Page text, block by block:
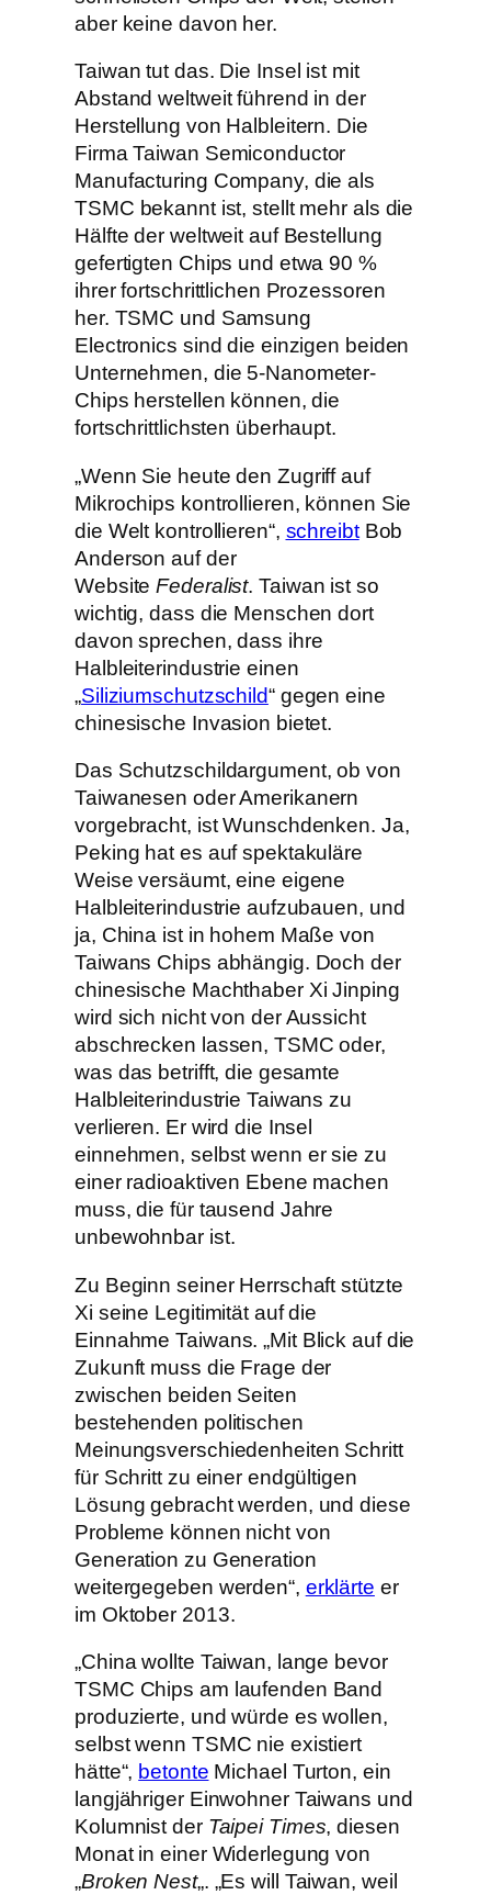
aber keine davon her.
Taiwan tut das. Die Insel ist mit
Abstand weltweit führend in der
Herstellung von Halbleitern. Die
Firma Taiwan Semiconductor
Manufacturing Company, die als
TSMC bekannt ist, stellt mehr als die
Hälfte der weltweit auf Bestellung
gefertigten Chips und etwa 90 %
ihrer fortschrittlichen Prozessoren
her. TSMC und Samsung
Electronics sind die einzigen beiden
Unternehmen, die 5-Nanometer-
Chips herstellen können, die
fortschrittlichsten überhaupt.
„Wenn Sie heute den Zugriff auf
Mikrochips kontrollieren, können Sie
die Welt kontrollieren“, schreibtBob
Anderson auf der
WebsiteFederalist. Taiwan ist so
wichtig, dass die Menschen dort
davon sprechen, dass ihre
Halbleiterindustrie einen
„Siliziumschutzschild“ gegen eine
chinesische Invasion bietet.
Das Schutzschildargument, ob von
Taiwanesen oder Amerikanern
vorgebracht, ist Wunschdenken. Ja,
Peking hat es auf spektakuläre
Weise versäumt, eine eigene
Halbleiterindustrie aufzubauen, und
ja, China ist in hohem Maße von
Taiwans Chips abhängig. Doch der
chinesische Machthaber Xi Jinping
wird sich nicht von der Aussicht
abschrecken lassen, TSMC oder,
was das betrifft, die gesamte
Halbleiterindustrie Taiwans zu
verlieren. Er wird die Insel
einnehmen, selbst wenn er sie zu
einer radioaktiven Ebene machen
muss, die für tausend Jahre
unbewohnbar ist.
Zu Beginn seiner Herrschaft stützte
Xi seine Legitimität auf die
Einnahme Taiwans. „Mit Blick auf die
Zukunft muss die Frage der
zwischen beiden Seiten
bestehenden politischen
Meinungsverschiedenheiten Schritt
für Schritt zu einer endgültigen
Lösung gebracht werden, und diese
Probleme können nicht von
Generation zu Generation
weitergegeben werden“, erklärte er
im Oktober 2013.
„China wollte Taiwan, lange bevor
TSMC Chips am laufenden Band
produzierte, und würde es wollen,
selbst wenn TSMC nie existiert
hätte“, betonte Michael Turton, ein
langjähriger Einwohner Taiwans und
Kolumnist der Taipei Times, diesen
Monat in einer Widerlegung von
„Broken Nest„. „Es will Taiwan, weil